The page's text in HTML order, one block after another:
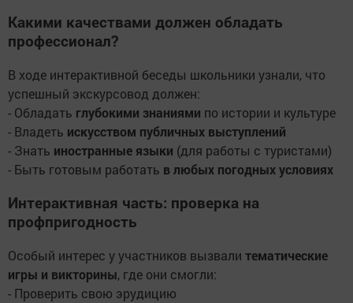
Какими качествами должен обладать
профессионал?
В ходе интерактивной беседы школьники узнали, что
успешный экскурсовод должен:
- Обладать глубокими знаниями по истории и культуре
- Владеть искусством публичных выступлений
- Знать иностранные языки (для работы с туристами)
- Быть готовым работать в любых погодных условиях
Интерактивная часть: проверка на
профпригодность
Особый интерес у участников вызвали тематические
игры и викторины, где они смогли:
- Проверить свою эрудицию